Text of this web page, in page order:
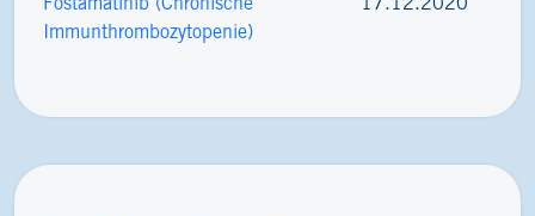
Fostamatinib (Chronische
Immunthrombozytopenie)
17.12.2020